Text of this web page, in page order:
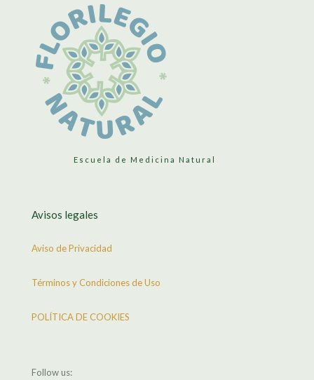
Escuela de Medicina Natural
Avisos legales
Aviso de Privacidad
Términos y Condiciones de Uso
POLÍTICA DE COOKIES
Follow us: